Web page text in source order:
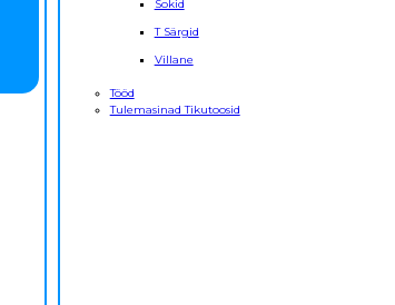
Sokid
T Särgid
Villane
Tööd
Tulemasinad Tikutoosid